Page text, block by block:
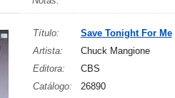
Título:
Save Tonight For Me
Artista:
Chuck Mangione
Editora:
CBS
Catálogo:
26890